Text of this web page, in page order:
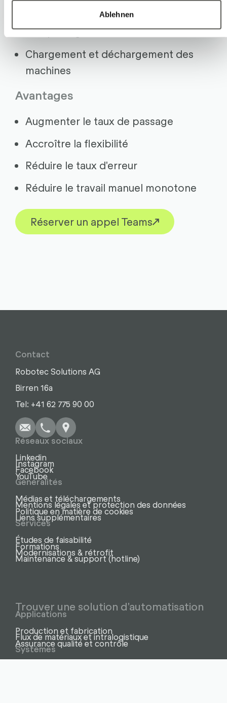
Ablehnen
Remplissage des emballages
Remplissage des blisters
Chargement et déchargement des
machines
Avantages
Augmenter le taux de passage
Accroître la flexibilité
Réduire le taux d'erreur
Réduire le travail manuel monotone
Réserver un appel Teams
Contact
Robotec Solutions AG
Birren 16a
Tel: +41 62 775 90 00
Écrire Copier
Appel Copier
Réseaux sociaux
Linkedin
Instagram
Facebook
YouTube
Généralités
Médias et téléchargements
Mentions légales et protection des données
Politique en matière de cookies
Liens supplémentaires
Services
Études de faisabilité
Formations
Modernisations & rétrofit
Maintenance & support (hotline)
Trouver une solution d'automatisation
Applications
Production et fabrication
Flux de matériaux et intralogistique
Assurance qualité et contrôle
Systèmes